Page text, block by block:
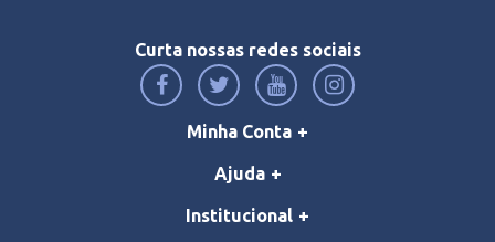
Curta nossas redes sociais
Minha Conta
Ajuda
Institucional